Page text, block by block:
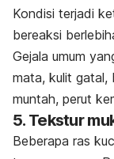
Kondisi terjadi
bereaksi
Gejala umum
mata, kulit gatal,
muntah, perut
5. Tekstur
Beberapa ras